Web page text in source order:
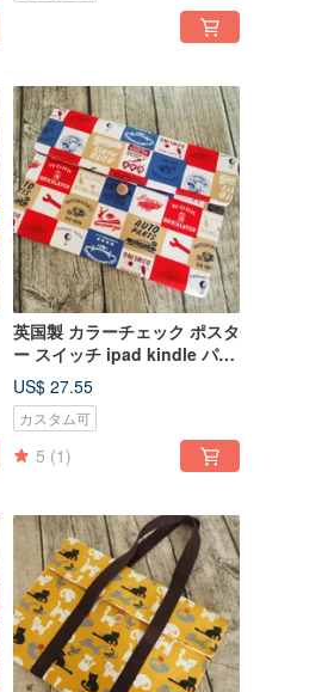
英国製 カラーチェック ポスタ
ー スイッチ ipad kindle パソ
コン 保護スリーブ 収納
US$ 27.55
カスタム可
5 (1)